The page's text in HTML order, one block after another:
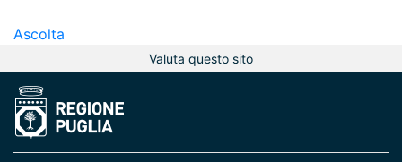
Ascolta
Valuta questo sito